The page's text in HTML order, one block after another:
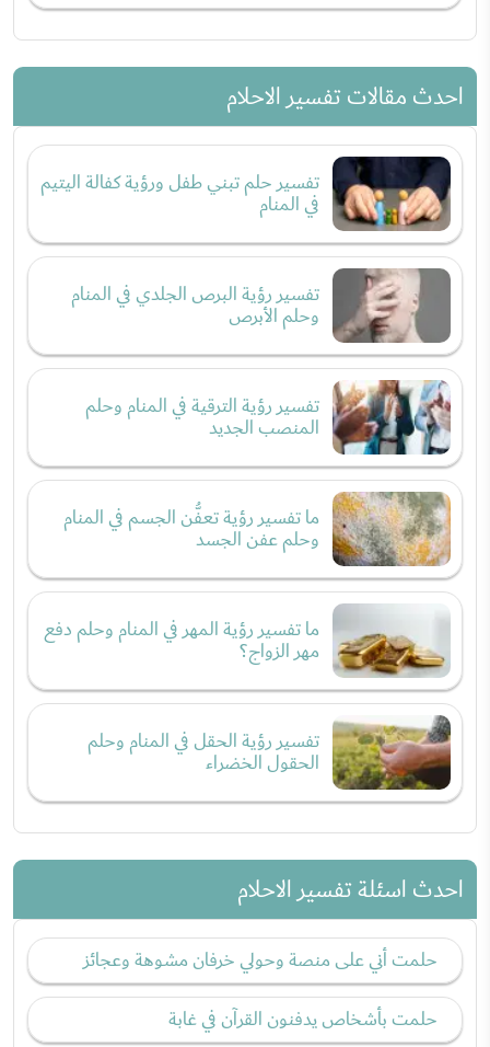
احدث مقالات تفسير الاحلام
تفسير حلم تبني طفل ورؤية كفالة اليتيم
في المنام
تفسير رؤية البرص الجلدي في المنام
وحلم الأبرص
تفسير رؤية الترقية في المنام وحلم
المنصب الجديد
ما تفسير رؤية تعفُّن الجسم في المنام
وحلم عفن الجسد
ما تفسير رؤية المهر في المنام وحلم دفع
مهر الزواج؟
تفسير رؤية الحقل في المنام وحلم
الحقول الخضراء
احدث اسئلة تفسير الاحلام
حلمت أني على منصة وحولي خرفان مشوهة وعجائز
حلمت بأشخاص يدفنون القرآن في غابة